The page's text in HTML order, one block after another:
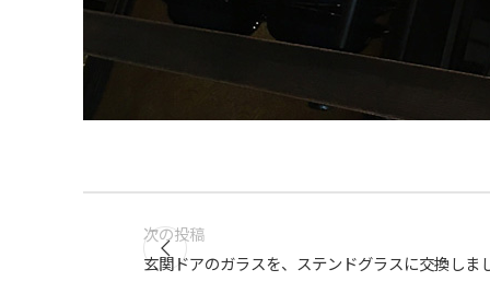
次の投稿
玄関ドアのガラスを、ステンドグラスに交換しま